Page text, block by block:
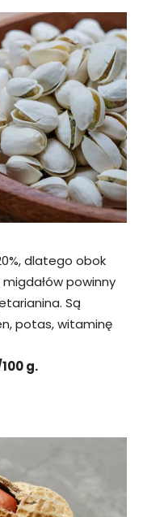
dlatego obok
powinny
Są
potas, witaminę
g.